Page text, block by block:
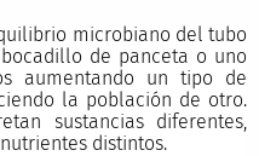
microbiano del tubo
de panceta o uno
aumentando un tipo de
la población de otro.
sustancias diferentes,
distintos.